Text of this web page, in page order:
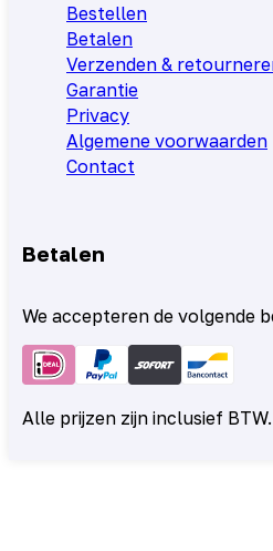
Bestellen
Betalen
Verzenden &
Garantie
Privacy
Algemene voorwaarden
Contact
Betalen
We accepteren de volgende
Alle prijzen zijn inclusief BTW.